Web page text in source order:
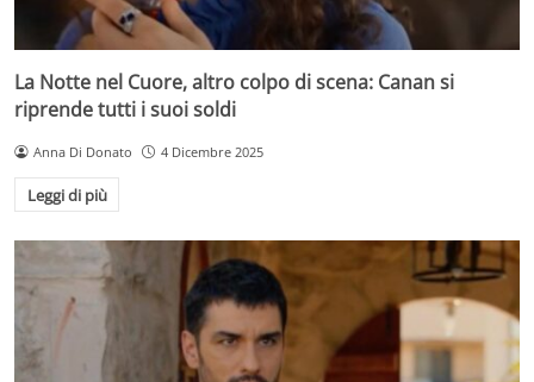
La Notte nel Cuore, altro colpo di scena: Canan si
riprende tutti i suoi soldi
Anna Di Donato 4 Dicembre 2025
Leggi di più